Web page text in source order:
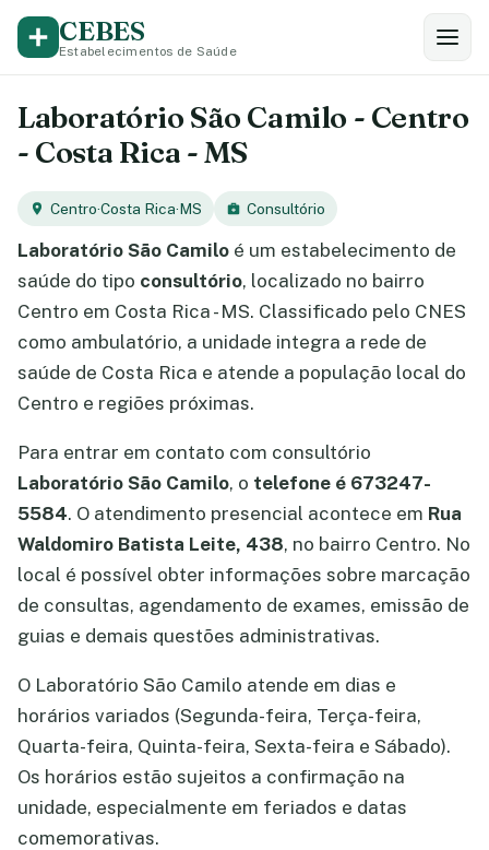
CEBES
Estabelecimentos de Saúde
Laboratório São Camilo - Centro
- Costa Rica - MS
Centro·Costa Rica·MS Consultório
Laboratório São Camilo é um estabelecimento de
saúde do tipo consultório, localizado no bairro
Centro em Costa Rica - MS. Classificado pelo CNES
como ambulatório, a unidade integra a rede de
saúde de Costa Rica e atende a população local do
Centro e regiões próximas.
Para entrar em contato com consultório
Laboratório São Camilo, o telefone é 673247-
5584. O atendimento presencial acontece em Rua
Waldomiro Batista Leite, 438, no bairro Centro. No
local é possível obter informações sobre marcação
de consultas, agendamento de exames, emissão de
guias e demais questões administrativas.
O Laboratório São Camilo atende em dias e
horários variados (Segunda-feira, Terça-feira,
Quarta-feira, Quinta-feira, Sexta-feira e Sábado).
Os horários estão sujeitos a confirmação na
unidade, especialmente em feriados e datas
comemorativas.